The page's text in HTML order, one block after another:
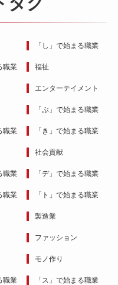
「し」で始まる職業
職業 福祉
エンターテイメント
「ぶ」で始まる職業
職業 「き」で始まる職業
社会貢献
職業 「デ」で始まる職業
職業 「ト」で始まる職業
製造業
ファッション
モノ作り
職業 「ス」で始まる職業